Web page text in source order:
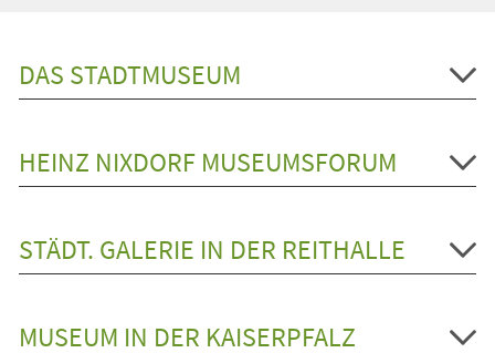
DAS STADTMUSEUM
HEINZ NIXDORF MUSEUMSFORUM
STÄDT. GALERIE IN DER REITHALLE
MUSEUM IN DER KAISERPFALZ